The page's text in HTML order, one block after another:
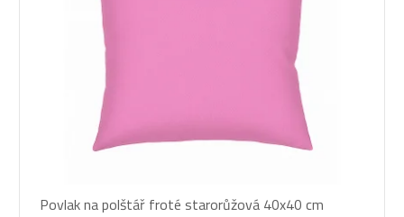
Povlak na polštář froté starorůžová 40x40 cm